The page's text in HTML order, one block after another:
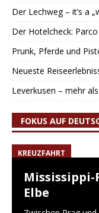
Der Lechweg – it’s a
Der Hotelcheck:
Prunk, Pferde und
Neueste
Leverkusen – mehr
FOKUS AUF
KREUZFAHRT
Elbe